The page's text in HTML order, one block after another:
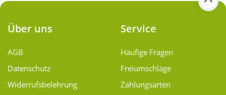
Über uns
AGB
Datenschutz
Widerrufsbelehrung
Service
Häufige Fragen
Freiumschläge
Zahlungsarten